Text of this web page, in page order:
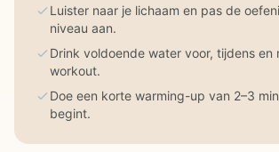
Luister naar je lichaam en pas de
niveau aan.
Drink voldoende water voor, tijdens en
workout.
Doe een korte warming-up van 2–3
begint.